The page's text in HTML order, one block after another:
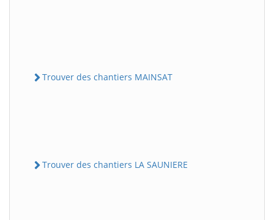
Trouver des chantiers MAINSAT
Trouver des chantiers LA SAUNIERE